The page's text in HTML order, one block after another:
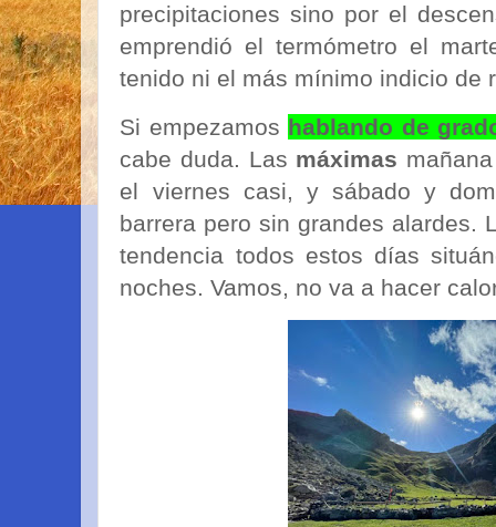
precipitaciones sino por el
emprendió el termómetro el
tenido ni el más mínimo indicio de
Si empezamos hablando de
cabe duda. Las máximas
el viernes casi, y sábado y
barrera pero sin grandes alardes.
tendencia todos estos días
noches. Vamos, no va a hacer